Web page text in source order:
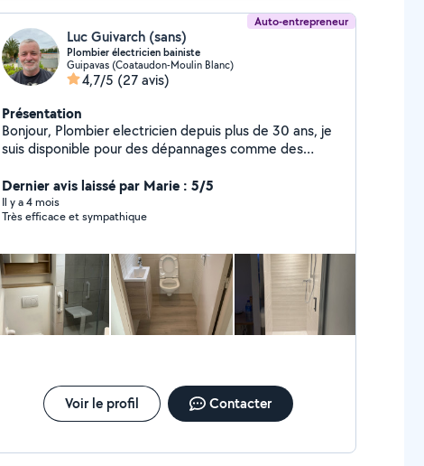
Auto-entrepreneur
Luc Guivarch (sans)
Plombier électricien bainiste
Guipavas (Coataudon-Moulin Blanc)
4,7/5 (27 avis)
Présentation
Bonjour, Plombier electricien depuis plus de 30 ans, je
suis disponible pour des dépannages comme des
bains /salles d'eau de A à Z et la redistribution de
logements. J'agis dans le respect des normes et
prescriptions du CSTB (plomberie, électricité, placo
dalles). Je ne suis pas dans une démarche de
prospection, je ne réponds qu'aux demandes privées.
Dernier avis laissé par Marie : 5/5
Il y a 4 mois
Très efficace et sympathique
Voir le profil Contacter